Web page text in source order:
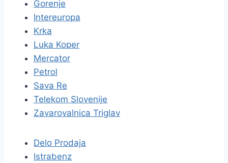
Gorenje
Intereuropa
Krka
Luka Koper
Mercator
Petrol
Sava Re
Telekom Slovenije
Zavarovalnica Triglav
Delo Prodaja
Istrabenz